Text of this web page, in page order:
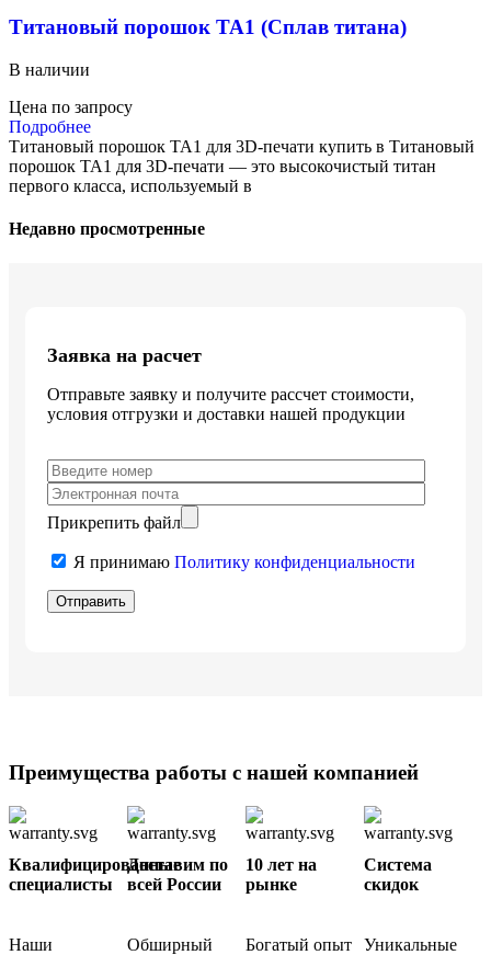
Титановый порошок TA1 (Сплав титана)
В наличии
Цена по запросу
Подробнее
Титановый порошок TA1 для 3D-печати купить в Титановый
порошок TA1 для 3D-печати — это высокочистый титан
первого класса, используемый в
Недавно просмотренные
Заявка на расчет
Отправьте заявку и получите рассчет стоимости,
условия отгрузки и доставки нашей продукции
Прикрепить файл
Я принимаю Политику конфиденциальности
Преимущества работы с нашей компанией
Квалифицированные
специалисты
Наши
Доставим по
всей России
Обширный
10 лет на
рынке
Богатый опыт
Cистема
скидок
Уникальные